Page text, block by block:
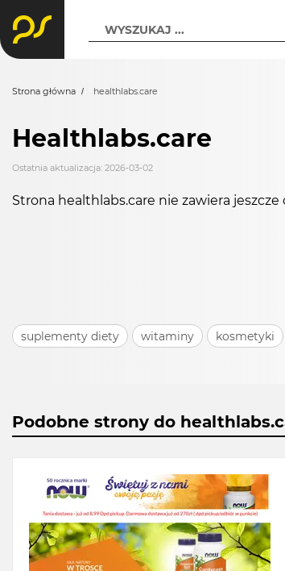
WYSZUKAJ ...
Strona główna healthlabs.care
Healthlabs.care
Ostatnia aktualizacja: 2026-03-02
Strona healthlabs.care nie zawiera jeszcze
suplementy diety witaminy kosmetyki
Podobne strony do